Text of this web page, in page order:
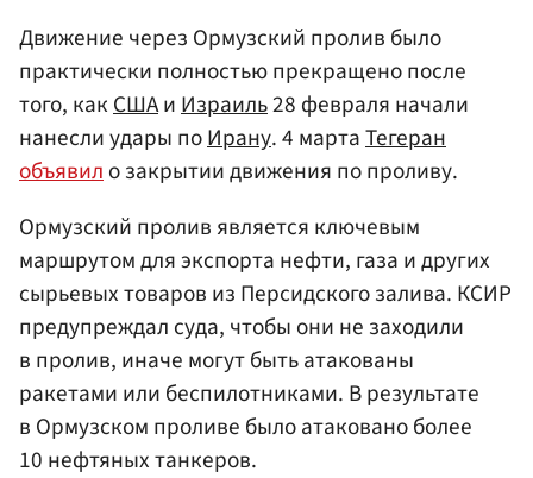
Движение через Ормузский пролив было
практически полностью прекращено после
того, какСШАиИзраиль28 февраля начали
нанесли удары поИрану. 4 мартаТегеран
объявило закрытии движения по проливу.
Ормузский пролив является ключевым
маршрутом для экспорта нефти, газа и других
сырьевых товаров из Персидского залива. КСИР
предупреждал суда, чтобы они не заходили
в пролив, иначе могут быть атакованы
ракетами или беспилотниками. В результате
в Ормузском проливе было атаковано более
10 нефтяных танкеров.